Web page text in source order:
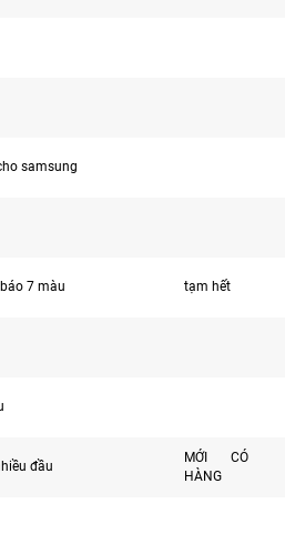
samsung
7 màu tạm hết
đầu
MỚI CÓ
HÀNG